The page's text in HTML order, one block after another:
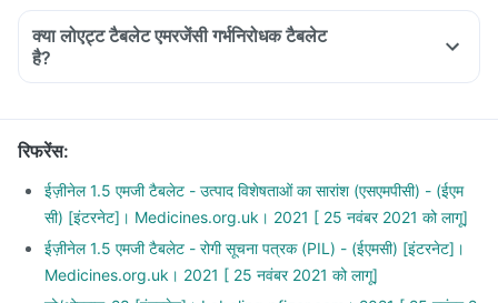
क्या लोएट्ट टैबलेट एमरजेंसी गर्भनिरोधक टैबलेट
है?
रिफरेंस:
ईज़ीनेल 1.5 एमजी टैबलेट - उत्पाद विशेषताओं का सारांश (एसएमपीसी) - (ईएम
सी) [इंटरनेट]। Medicines.org.uk। 2021 [ 25 नवंबर 2021 को लागू]
ईज़ीनेल 1.5 एमजी टैबलेट - रोगी सूचना पत्रक (PIL) - (ईएमसी) [इंटरनेट]।
Medicines.org.uk। 2021 [ 25 नवंबर 2021 को लागू]